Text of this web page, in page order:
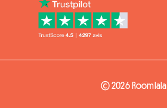
© 2026 Roomlala